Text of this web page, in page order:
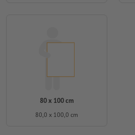
80 x 100 cm
80,0 x 100,0 cm